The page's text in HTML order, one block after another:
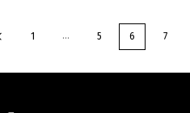
1 ... 5 6 7